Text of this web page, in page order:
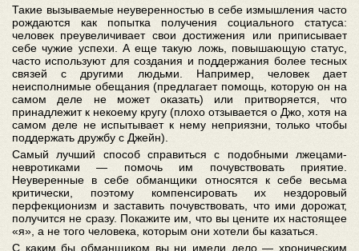
Такие вызываемые неуверенностью в себе измышления часто
рождаются как попытка получения социального статуса:
человек преувеличивает свои достижения или приписывает
себе чужие успехи. А еще такую ложь, повышающую статус,
часто используют для создания и поддержания более тесных
связей с другими людьми. Например, человек дает
неисполнимые обещания (предлагает помощь, которую он на
самом деле не может оказать) или притворяется, что
принадлежит к некоему кругу (плохо отзывается о Джо, хотя на
самом деле не испытывает к нему неприязни, только чтобы
поддержать дружбу с Джейн).
Самый лучший способ справиться с подобными лжецами-
невротиками — помочь им почувствовать приятие.
Неуверенные в себе обманщики относятся к себе весьма
критически, поэтому компенсировать их нездоровый
перфекционизм и заставить почувствовать, что ими дорожат,
получится не сразу. Покажите им, что вы цените их настоящее
«я», а не того человека, которым они хотели бы казаться.
С каким бы обманщиком вы ни имели дело — хроническим